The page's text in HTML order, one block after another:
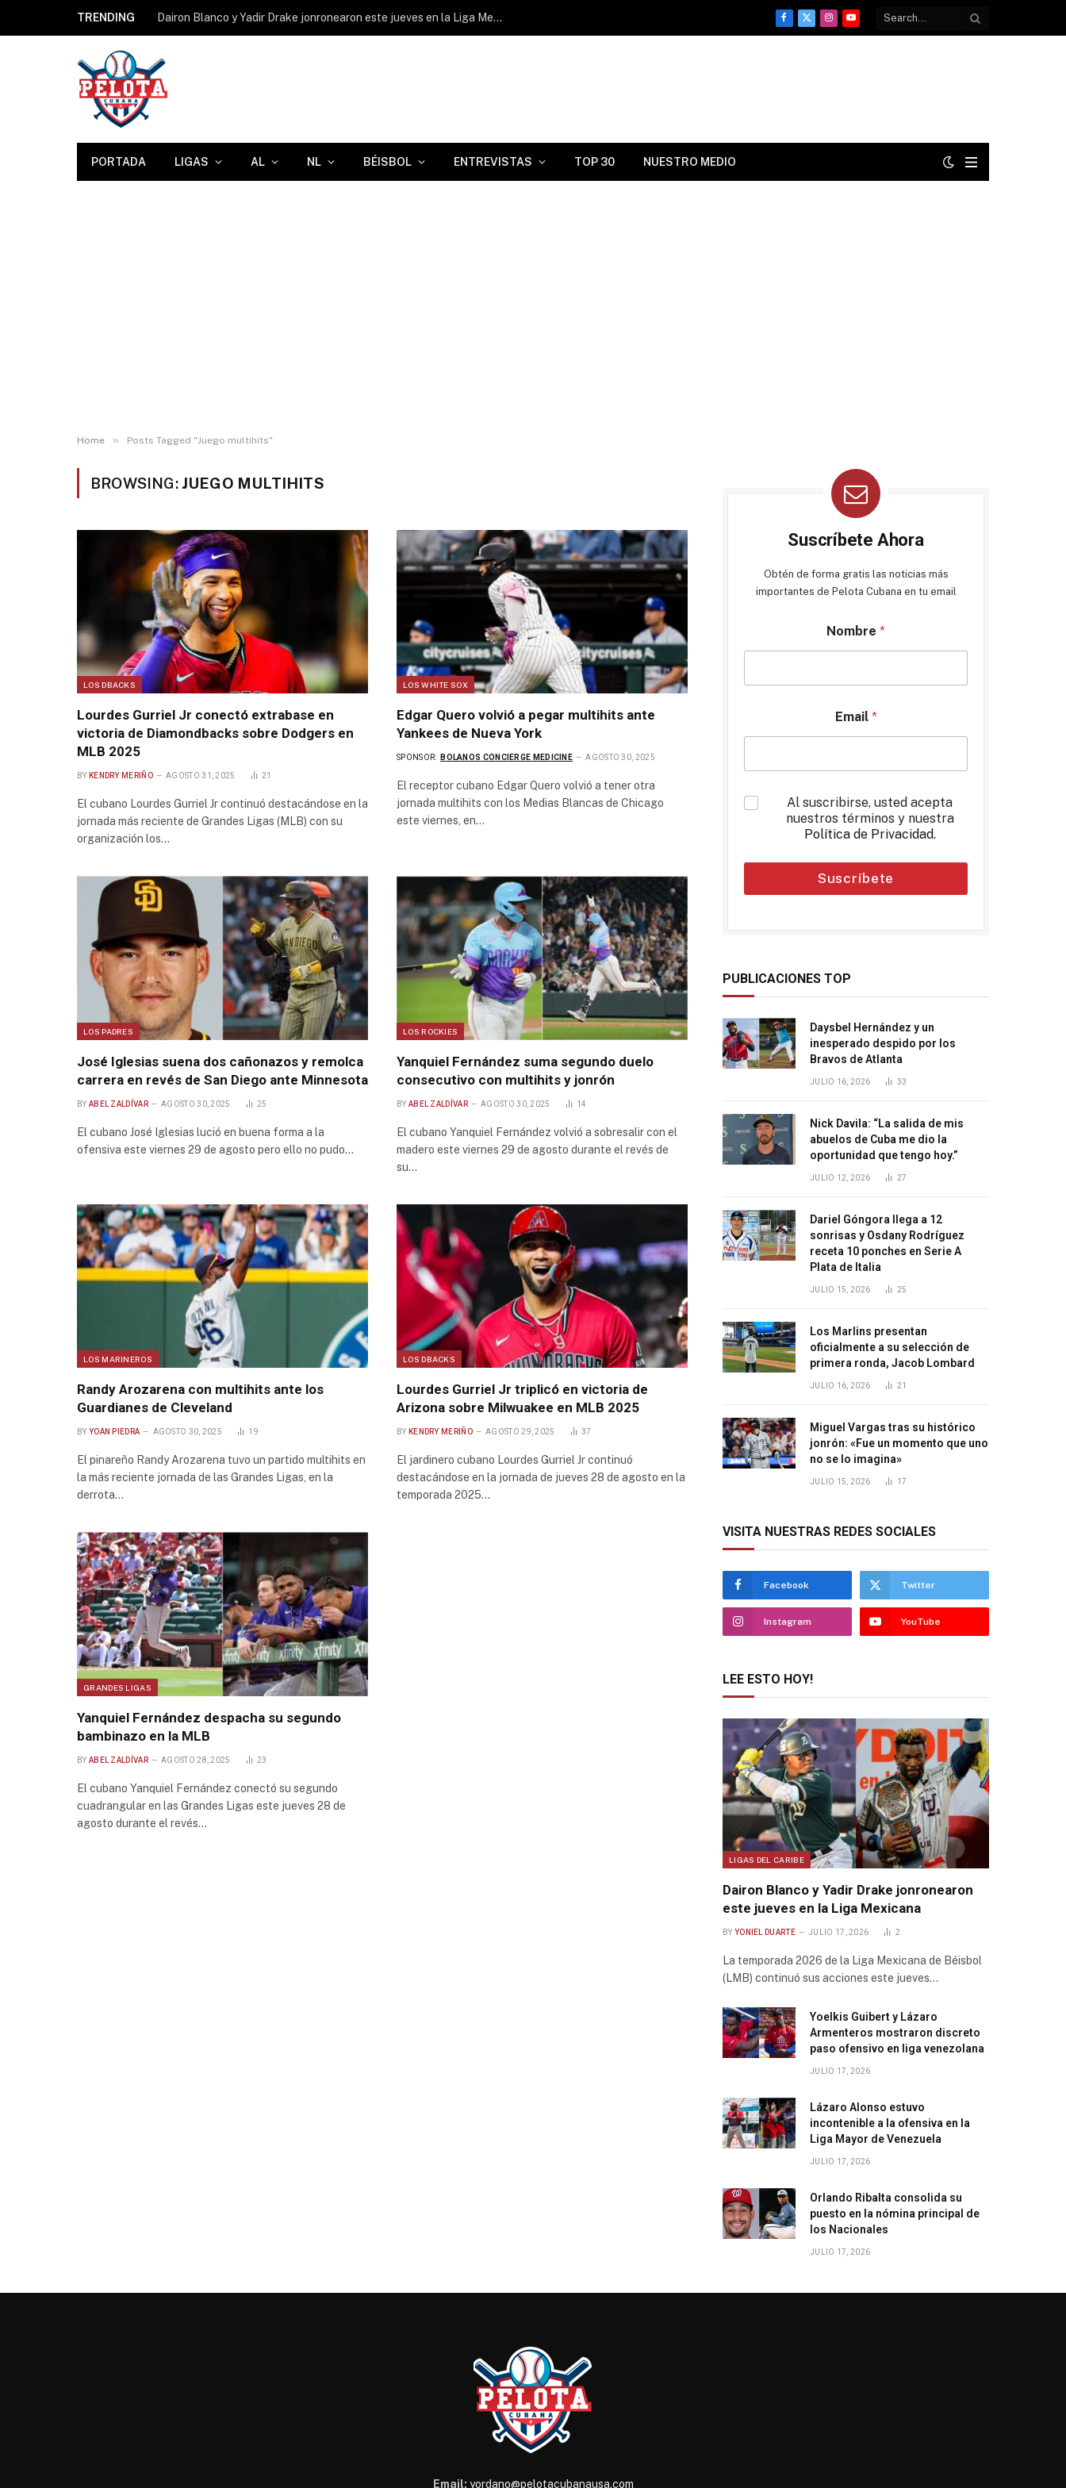
TRENDING Dairon Blanco y Yadir Drake jonronearon este jueves en la Liga Mexicana
Facebook
X
InstagramYouTube
PORTADA LIGAS AL NL BÉISBOL ENTREVISTAS TOP 30 NUESTRO MEDIO
Home » Posts Tagged "Juego multihits"
BROWSING: JUEGO MULTIHITS
LOS DBACKS
Lourdes Gurriel Jr conectó extrabase en
victoria de Diamondbacks sobre Dodgers en
MLB 2025
BY KENDRY MERIÑO AGOSTO 31, 2025 21
El cubano Lourdes Gurriel Jr continuó destacándose en la
jornada más reciente de Grandes Ligas (MLB) con su
organización los…
LOS WHITE SOX
Edgar Quero volvió a pegar multihits ante
Yankees de Nueva York
SPONSOR: BOLANOS CONCIERGE MEDICINE AGOSTO 30, 2025
El receptor cubano Edgar Quero volvió a tener otra
jornada multihits con los Medias Blancas de Chicago
este viernes, en…
LOS PADRES
José Iglesias suena dos cañonazos y remolca
carrera en revés de San Diego ante Minnesota
BY ABEL ZALDÍVAR AGOSTO 30, 2025 25
El cubano José Iglesias lució en buena forma a la
ofensiva este viernes 29 de agosto pero ello no pudo…
LOS ROCKIES
Yanquiel Fernández suma segundo duelo
consecutivo con multihits y jonrón
BY ABEL ZALDÍVAR AGOSTO 30, 2025 14
El cubano Yanquiel Fernández volvió a sobresalir con el
madero este viernes 29 de agosto durante el revés de
su…
LOS MARINEROS
Randy Arozarena con multihits ante los
Guardianes de Cleveland
BY YOAN PIEDRA AGOSTO 30, 2025 19
El pinareño Randy Arozarena tuvo un partido multihits en
la más reciente jornada de las Grandes Ligas, en la
derrota…
LOS DBACKS
Lourdes Gurriel Jr triplicó en victoria de
Arizona sobre Milwuakee en MLB 2025
BY KENDRY MERIÑO AGOSTO 29, 2025 37
El jardinero cubano Lourdes Gurriel Jr continuó
destacándose en la jornada de jueves 28 de agosto en la
temporada 2025…
GRANDES LIGAS
Yanquiel Fernández despacha su segundo
bambinazo en la MLB
BY ABEL ZALDÍVAR AGOSTO 28, 2025 23
El cubano Yanquiel Fernández conectó su segundo
cuadrangular en las Grandes Ligas este jueves 28 de
agosto durante el revés…
Suscríbete Ahora
Obtén de forma gratis las noticias más
importantes de Pelota Cubana en tu email
Nombre *
Email *
*
Al suscribirse, usted acepta
nuestros términos y nuestra
Política de Privacidad.
Suscríbete
PUBLICACIONES TOP
Daysbel Hernández y un
inesperado despido por los
Bravos de Atlanta
JULIO 16, 2026 33
Nick Davila: “La salida de mis
abuelos de Cuba me dio la
oportunidad que tengo hoy.”
JULIO 12, 2026 27
Dariel Góngora llega a 12
sonrisas y Osdany Rodríguez
receta 10 ponches en Serie A
Plata de Italia
JULIO 15, 2026 25
Los Marlins presentan
oficialmente a su selección de
primera ronda, Jacob Lombard
JULIO 16, 2026 21
Miguel Vargas tras su histórico
jonrón: «Fue un momento que uno
no se lo imagina»
JULIO 15, 2026 17
VISITA NUESTRAS REDES SOCIALES
Facebook Twitter
Instagram YouTube
LEE ESTO HOY!
LIGAS DEL CARIBE
Dairon Blanco y Yadir Drake jonronearon
este jueves en la Liga Mexicana
BY YONIEL DUARTE JULIO 17, 2026 2
La temporada 2026 de la Liga Mexicana de Béisbol
(LMB) continuó sus acciones este jueves…
Yoelkis Guibert y Lázaro
Armenteros mostraron discreto
paso ofensivo en liga venezolana
JULIO 17, 2026
Lázaro Alonso estuvo
incontenible a la ofensiva en la
Liga Mayor de Venezuela
JULIO 17, 2026
Orlando Ribalta consolida su
puesto en la nómina principal de
los Nacionales
JULIO 17, 2026
Email: yordano@pelotacubanausa.com